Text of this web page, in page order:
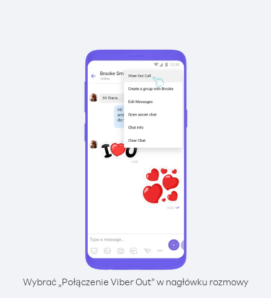
Wybrać „Połączenie Viber Out” w nagłówku rozmowy